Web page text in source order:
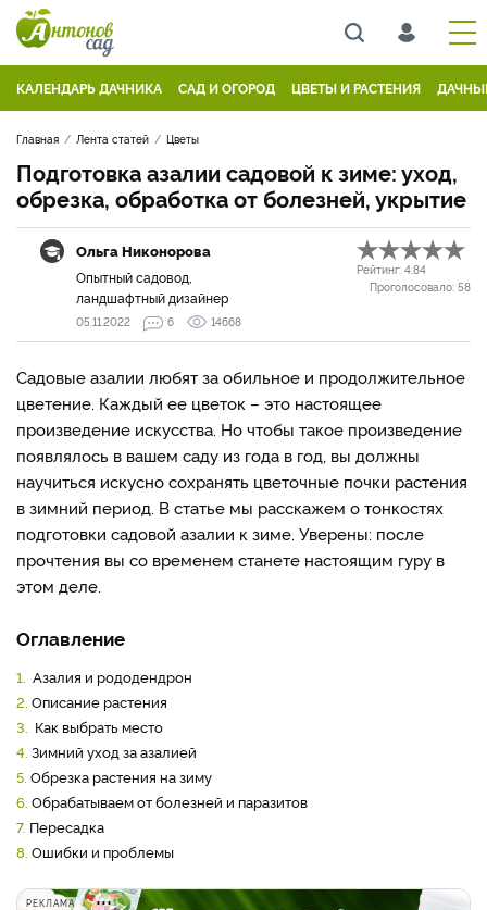
КАЛЕНДАРЬ ДАЧНИКА САД И ОГОРОД ЦВЕТЫ И РАСТЕНИЯ
Главная Лента статей Цветы
Подготовка азалии садовой к зиме: уход,
обрезка, обработка от болезней, укрытие
Ольга Никонорова
Опытный садовод,
ландшафтный дизайнер
Рейтинг: 4.84
Проголосовало: 58
05.11.2022 6 14668
Садовые азалии любят за обильное и продолжительное
цветение. Каждый ее цветок – это настоящее
произведение искусства. Но чтобы такое произведение
появлялось в вашем саду из года в год, вы должны
научиться искусно сохранять цветочные почки растения
в зимний период. В статье мы расскажем о тонкостях
подготовки садовой азалии к зиме. Уверены: после
прочтения вы со временем станете настоящим гуру в
этом деле.
Оглавление
1.
Азалия и рододендрон
2. Описание растения
3.
Как выбрать место
4. Зимний уход за азалией
5. Обрезка растения на зиму
6. Обрабатываем от болезней и паразитов
7. Пересадка
8. Ошибки и проблемы
РЕКЛАМА